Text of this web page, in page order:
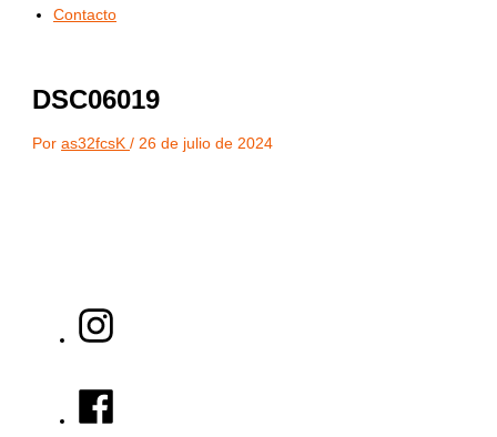
Contacto
DSC06019
Poras32fcsK/26 de julio de 2024